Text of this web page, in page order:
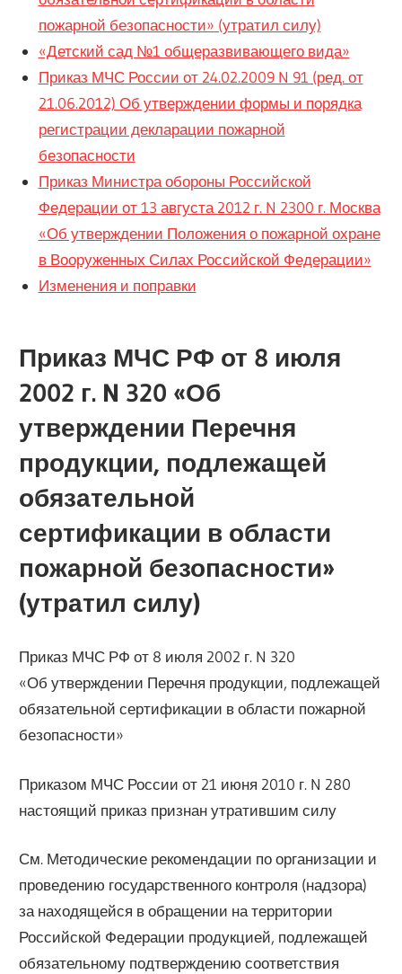
пожарной безопасности» (утратил силу)
«Детский сад №1 общеразвивающего вида»
Приказ МЧС России от 24.02.2009 N 91 (ред. от
21.06.2012) Об утверждении формы и порядка
регистрации декларации пожарной
безопасности
Приказ Министра обороны Российской
Федерации от 13 августа 2012 г. N 2300 г. Москва
«Об утверждении Положения о пожарной охране
в Вооруженных Силах Российской Федерации»
Изменения и поправки
Приказ МЧС РФ от 8 июля
2002 г. N 320 «Об
утверждении Перечня
продукции, подлежащей
обязательной
сертификации в области
пожарной безопасности»
(утратил силу)
Приказ МЧС РФ от 8 июля 2002 г. N 320
«Об утверждении Перечня продукции, подлежащей
обязательной сертификации в области пожарной
безопасности»
Приказом МЧС России от 21 июня 2010 г. N 280
настоящий приказ признан утратившим силу
См. Методические рекомендации по организации и
проведению государственного контроля (надзора)
за находящейся в обращении на территории
Российской Федерации продукцией, подлежащей
обязательному подтверждению соответствия